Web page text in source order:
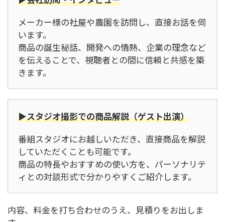
メーカー様の社屋や農園を訪問し、直接お話を伺
います。
商品の誕生秘話、開発への情熱、企業の理念など
を伝えることで、視聴者との間に信頼と共感を築
きます。
▶スタジオ撮影での商品解説（ゲスト出演）
番組スタジオにお越しいただき、直接商品を解説
していただくことも可能です。
商品の特長やおすすめの使い方を、パーソナリテ
ィとの対談形式で分かりやすくご紹介します。
内容、料金を打ち合わせのうえ、見積りをお出しま